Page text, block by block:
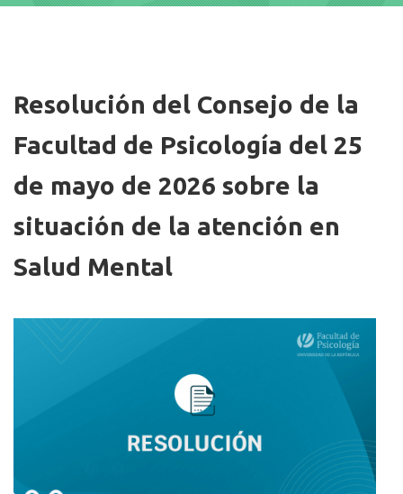
Resolución del Consejo de la
Facultad de Psicología del 25
de mayo de 2026 sobre la
situación de la atención en
Salud Mental